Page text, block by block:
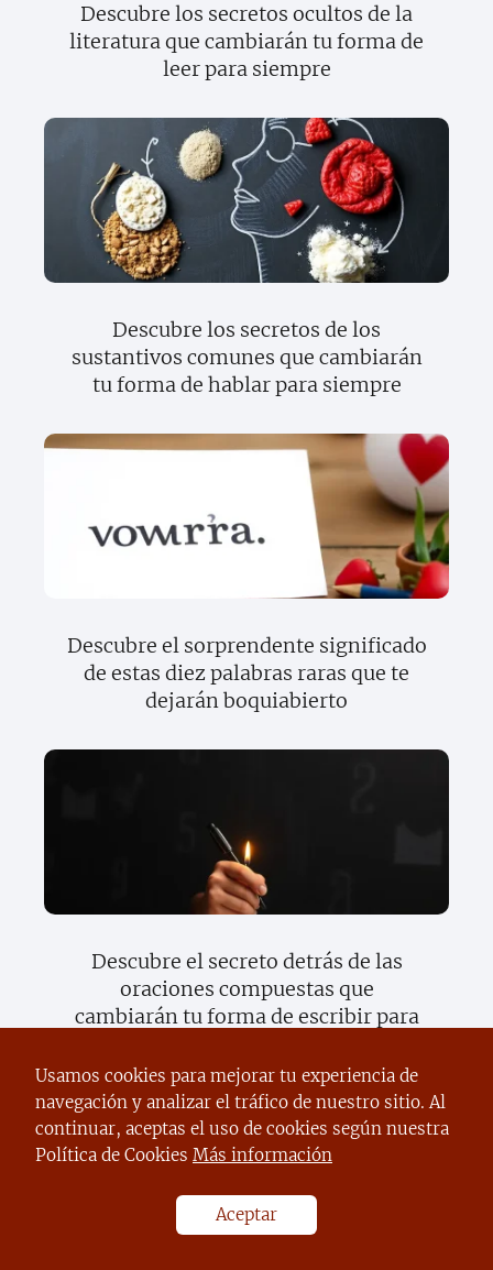
Descubre los secretos ocultos de la
literatura que cambiarán tu forma de
leer para siempre
Descubre los secretos de los
sustantivos comunes que cambiarán
tu forma de hablar para siempre
Descubre el sorprendente significado
de estas diez palabras raras que te
dejarán boquiabierto
Descubre el secreto detrás de las
oraciones compuestas que
cambiarán tu forma de escribir para
Usamos cookies para mejorar tu experiencia de
navegación y analizar el tráfico de nuestro sitio. Al
continuar, aceptas el uso de cookies según nuestra
Política de Cookies Más información
Aceptar